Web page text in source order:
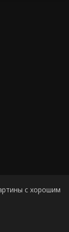
с хорошим